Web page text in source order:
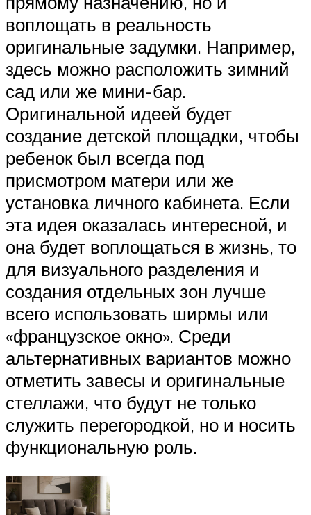
воплощать в реальность
оригинальные задумки. Например,
здесь можно расположить зимний
сад или же мини-бар.
Оригинальной идеей будет
создание детской площадки, чтобы
ребенок был всегда под
присмотром матери или же
установка личного кабинета. Если
эта идея оказалась интересной, и
она будет воплощаться в жизнь, то
для визуального разделения и
создания отдельных зон лучше
всего использовать ширмы или
«французское окно». Среди
альтернативных вариантов можно
отметить завесы и оригинальные
стеллажи, что будут не только
служить перегородкой, но и носить
функциональную роль.